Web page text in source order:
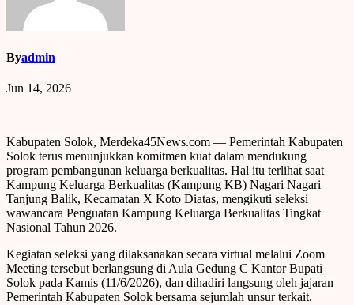
Byadmin
Jun 14, 2026
Kabupaten Solok, Merdeka45News.com — Pemerintah Kabupaten
Solok terus menunjukkan komitmen kuat dalam mendukung
program pembangunan keluarga berkualitas. Hal itu terlihat saat
Kampung Keluarga Berkualitas (Kampung KB) Nagari Nagari
Tanjung Balik, Kecamatan X Koto Diatas, mengikuti seleksi
wawancara Penguatan Kampung Keluarga Berkualitas Tingkat
Nasional Tahun 2026.
Kegiatan seleksi yang dilaksanakan secara virtual melalui Zoom
Meeting tersebut berlangsung di Aula Gedung C Kantor Bupati
Solok pada Kamis (11/6/2026), dan dihadiri langsung oleh jajaran
Pemerintah Kabupaten Solok bersama sejumlah unsur terkait.